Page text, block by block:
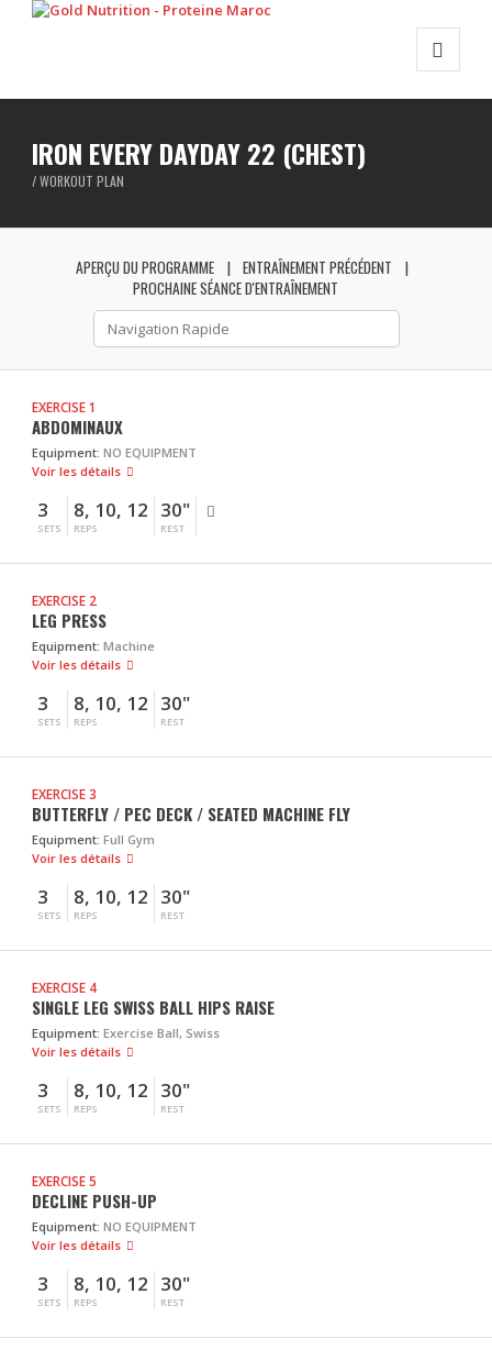
IRON EVERY DAYDAY 22 (CHEST)
/ WORKOUT PLAN
APERÇU DU PROGRAMME
ENTRAÎNEMENT PRÉCÉDENT
PROCHAINE SÉANCE D'ENTRAÎNEMENT
EXERCISE 1
ABDOMINAUX
Equipment: NO EQUIPMENT
Voir les détails
3
SETS
8, 10, 12
REPS
30"
REST
EXERCISE 2
LEG PRESS
Equipment: Machine
Voir les détails
3
SETS
8, 10, 12
REPS
30"
REST
EXERCISE 3
BUTTERFLY / PEC DECK / SEATED MACHINE FLY
Equipment: Full Gym
Voir les détails
3
SETS
8, 10, 12
REPS
30"
REST
EXERCISE 4
SINGLE LEG SWISS BALL HIPS RAISE
Equipment: Exercise Ball, Swiss
Voir les détails
3
SETS
8, 10, 12
REPS
30"
REST
EXERCISE 5
DECLINE PUSH-UP
Equipment: NO EQUIPMENT
Voir les détails
3
SETS
8, 10, 12
REPS
30"
REST